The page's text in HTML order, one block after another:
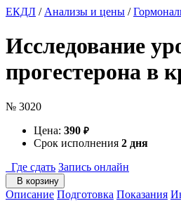
ЕКДЛ / Анализы и цены /
Исследование
прогестерона в
№ 3020
Цена: 390 ₽
Срок исполнения 2 дня
Где сдать Запись онлайн
В корзину
Описание Подготовка Показания